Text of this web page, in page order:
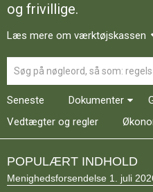
forsiden
1.0:
Forside
3.0:
Kalender
4.0:
Inspiration
5.0:
6.0:
Mission
7.0:
Om
9.0:
Forside
10.0:
Nyheder
og frivillige.
Læs mere om værktøjskassen
Seneste Dokumenter
Vedtægter og regler
POPULÆRT INDHOLD
Menighedsforsendelse 1. juli